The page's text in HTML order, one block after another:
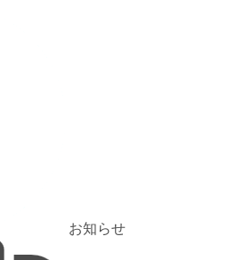
お知らせ